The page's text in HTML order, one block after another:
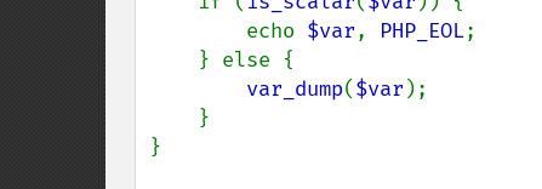
        echo
$var, PHP_EOL;
var_dump($var );
}